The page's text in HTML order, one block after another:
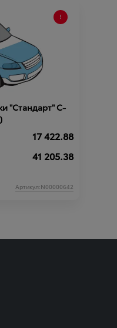
"Стандарт" C-
17 422.88
41 205.38
Артикул:N00000642